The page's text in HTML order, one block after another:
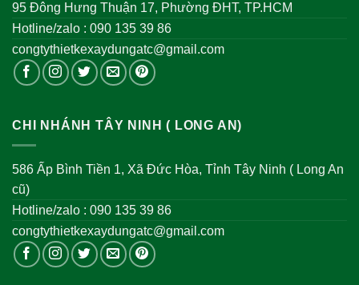
95 Đông Hưng Thuận 17, Phường ĐHT, TP.HCM
Hotline/zalo : 090 135 39 86
congtythietkexaydungatc@gmail.com
CHI NHÁNH TÂY NINH ( LONG AN)
586 Ấp Bình Tiền 1, Xã Đức Hòa, Tỉnh Tây Ninh ( Long An
cũ)
Hotline/zalo : 090 135 39 86
congtythietkexaydungatc@gmail.com